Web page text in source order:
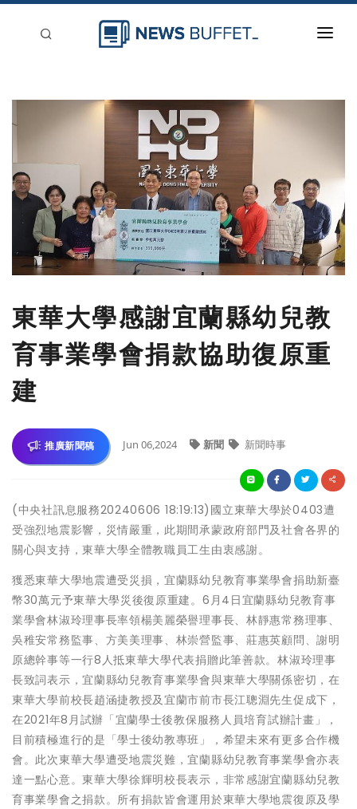
新聞稿分類
東華大學感謝宜蘭縣幼兒教
育事業學會捐款協助復原重
建
推廣新聞稿 Jun 06,2024 新聞 新聞時事
(中央社訊息服務20240606 18:19:13)國立東華大學於0403遭
受強烈地震影響，災情嚴重，此期間承蒙政府部門及社會各界的
關心與支持，東華大學全體教職員工生由衷感謝。
獲悉東華大學地震遭受災損，宜蘭縣幼兒教育事業學會捐助新臺
幣30萬元予東華大學災後復原重建。6月4日宜蘭縣幼兒教育事
業學會林淑玲理事長率領楊美麗榮譽理事長、林靜惠常務理事、
吳稚安常務監事、方美美理事、林崇營監事、莊惠英顧問、謝明
原總幹事等一行8人抵東華大學代表捐贈此筆善款。林淑玲理事
長致詞表示，宜蘭縣幼兒教育事業學會與東華大學關係密切，在
東華大學前校長趙涵捷教授及宜蘭市前市長江聰淵先生促成下，
在2021年8月試辦「宜蘭學士後教保服務人員培育試辦計畫」，
目前積極進行的是「學士後幼教專班」，希望未來有更多合作機
會。此次東華大學遭受地震災難，宜蘭縣幼兒教育事業學會亦表
達一點心意。東華大學徐輝明校長表示，非常感謝宜蘭縣幼兒教
育事業學會之捐款。所有捐款皆會運用於東華大學地震復原及學